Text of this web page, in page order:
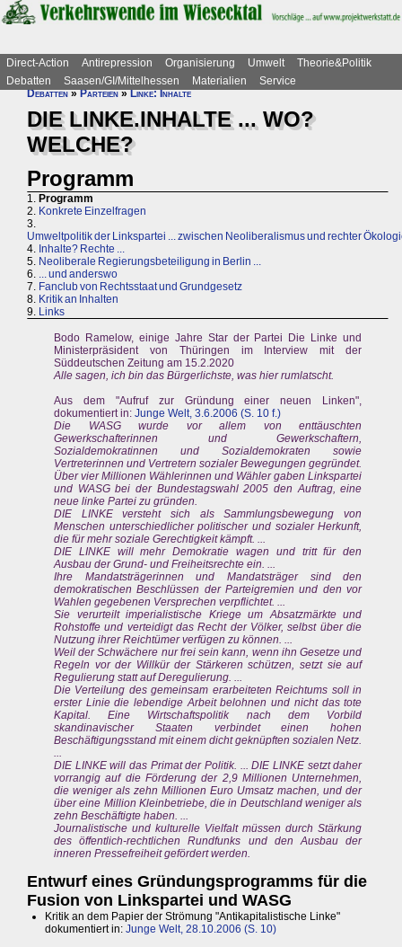
Direct-Action Antirepression Organisierung Umwelt
Theorie&Politik
Debatten
Saasen/GI/Mittelhessen Materialien
Service
Debatten»Parteien»Linke: Inhalte
DIE LINKE.INHALTE ... WO?
WELCHE?
Programm
1. Programm
2. Konkrete Einzelfragen
3.
Umweltpolitik der Linkspartei ... zwischen Neoliberalismus und rechter
4. Inhalte? Rechte ...
5. Neoliberale Regierungsbeteiligung in Berlin ...
6. ... und anderswo
7. Fanclub von Rechtsstaat und Grundgesetz
8. Kritik an Inhalten
9. Links
Bodo Ramelow, einige Jahre Star der Partei Die Linke und
Ministerpräsident von Thüringen im Interview mit der
Süddeutschen Zeitung am 15.2.2020
Alle sagen, ich bin das Bürgerlichste, was hier rumlatscht.
Aus dem "Aufruf zur Gründung einer neuen Linken",
dokumentiert in: Junge Welt, 3.6.2006 (S. 10 f.)
Die WASG wurde vor allem von enttäuschten
Gewerkschafterinnen und Gewerkschaftern,
Sozialdemokratinnen und Sozialdemokraten sowie
Vertreterinnen und Vertretern sozialer Bewegungen gegründet.
Über vier Millionen Wählerinnen und Wähler gaben Linkspartei
und WASG bei der Bundestagswahl 2005 den Auftrag, eine
neue linke Partei zu gründen.
DIE LINKE versteht sich als Sammlungsbewegung von
Menschen unterschiedlicher politischer und sozialer Herkunft,
die für mehr soziale Gerechtigkeit kämpft. ...
DIE LINKE will mehr Demokratie wagen und tritt für den
Ausbau der Grund- und Freiheitsrechte ein. ...
Ihre Mandatsträgerinnen und Mandatsträger sind den
demokratischen Beschlüssen der Parteigremien und den vor
Wahlen gegebenen Versprechen verpflichtet. ...
Sie verurteilt imperialistische Kriege um Absatzmärkte und
Rohstoffe und verteidigt das Recht der Völker, selbst über die
Nutzung ihrer Reichtümer verfügen zu können. ...
Weil der Schwächere nur frei sein kann, wenn ihn Gesetze und
Regeln vor der Willkür der Stärkeren schützen, setzt sie auf
Regulierung statt auf Deregulierung. ...
Die Verteilung des gemeinsam erarbeiteten Reichtums soll in
erster Linie die lebendige Arbeit belohnen und nicht das tote
Kapital. Eine Wirtschaftspolitik nach dem Vorbild
skandinavischer Staaten verbindet einen hohen
Beschäftigungsstand mit einem dicht geknüpften sozialen Netz.
...
DIE LINKE will das Primat der Politik. ... DIE LINKE setzt daher
vorrangig auf die Förderung der 2,9 Millionen Unternehmen,
die weniger als zehn Millionen Euro Umsatz machen, und der
über eine Million Kleinbetriebe, die in Deutschland weniger als
zehn Beschäftigte haben. ...
Journalistische und kulturelle Vielfalt müssen durch Stärkung
des öffentlich-rechtlichen Rundfunks und den Ausbau der
inneren Pressefreiheit gefördert werden.
Entwurf eines Gründungsprogramms für die
Fusion von Linkspartei und WASG
Kritik an dem Papier der Strömung "Antikapitalistische Linke"
dokumentiert in: Junge Welt, 28.10.2006 (S. 10)